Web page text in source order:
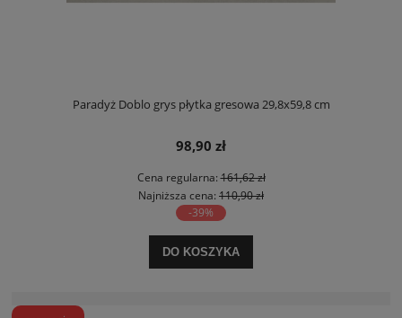
Paradyż Doblo grys płytka gresowa 29,8x59,8 cm
98,90 zł
Cena regularna:161,62 zł
Najniższa cena: 110,90 zł
-39%
DO KOSZYKA